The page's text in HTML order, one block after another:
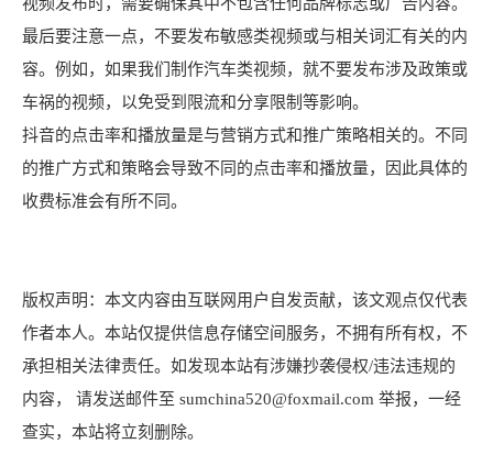
视频发布时，需要确保其中不包含任何品牌标志或广告内容。
最后要注意一点，不要发布敏感类视频或与相关词汇有关的内
容。例如，如果我们制作汽车类视频，就不要发布涉及政策或
车祸的视频，以免受到限流和分享限制等影响。
抖音的点击率和播放量是与营销方式和推广策略相关的。不同
的推广方式和策略会导致不同的点击率和播放量，因此具体的
收费标准会有所不同。
版权声明：本文内容由互联网用户自发贡献，该文观点仅代表
作者本人。本站仅提供信息存储空间服务，不拥有所有权，不
承担相关法律责任。如发现本站有涉嫌抄袭侵权/违法违规的
内容， 请发送邮件至 sumchina520@foxmail.com 举报，一经
查实，本站将立刻删除。